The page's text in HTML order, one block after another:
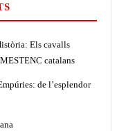
Els cavalls
catalans
de l’esplendor